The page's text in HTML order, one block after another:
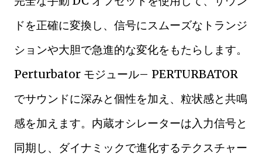
ドを正確に変換し、信号にスムーズなトランジ
ションや大胆で急進的な変化をもたらします。
Perturbator モジュール– PERTURBATOR
でサウンドに深みと個性を加え、粒状感と共鳴
感を加えます。内蔵オシレーターは入力信号と
同期し、ダイナミックで進化するテクスチャー